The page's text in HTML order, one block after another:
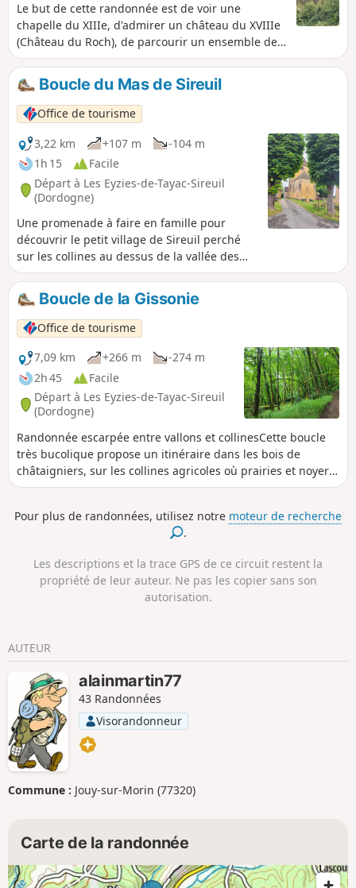
Le but de cette randonnée est de voir une
chapelle du XIIIe, d'admirer un château du XVIIIe
(Château du Roch), de parcourir un ensemble de
"cabanes" en pierres sèches (Cabanes du Breuil)
et de visiter un magnifique château très bien
meublé (Château de Puymartin), le tout sur un
itinéraire pédestre empruntant des chemins en
sous-bois et de petites routes de campagne. Une
très jolie randonnée, sans difficulté, pour
découvrir quelques exemplaires des trésors du
Périgord Noir.
Boucle du Mas de Sireuil
Office de tourisme
3,22 km
+107 m
-104 m
1h 15
Facile
Départ à Les Eyzies-de-Tayac-Sireuil
(Dordogne)
Une promenade à faire en famille pour
découvrir le petit village de Sireuil perché
sur les collines au dessus de la vallée des
Beunes, les hameaux et les ruelles de ce
village aux charmes préservés.
Boucle de la Gissonie
Office de tourisme
7,09 km
+266 m
-274 m
2h 45
Facile
Départ à Les Eyzies-de-Tayac-Sireuil
(Dordogne)
Randonnée escarpée entre vallons et collinesCette boucle
très bucolique propose un itinéraire dans les bois de
châtaigniers, sur les collines agricoles où prairies et noyers
se partagent l’espace.
Pour plus de randonnées, utilisez notre moteur de recherche
.
Les descriptions et la trace GPS de ce circuit restent la
propriété de leur auteur. Ne pas les copier sans son
autorisation.
AUTEUR
alainmartin77
43 Randonnées
Visorandonneur
Commune : Jouy-sur-Morin (77320)
Carte de la randonnée